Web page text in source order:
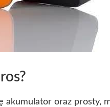
akumulator oraz prosty,